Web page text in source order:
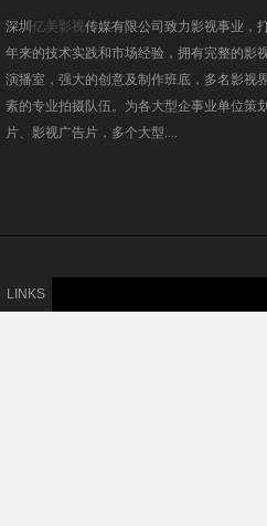
深圳 亿美影视传媒有限公司致力影视事业，
年来的技术实践和市场经验，拥有完整的影
演播室，强大的创意及制作班底，多名影视
素的专业拍摄队伍。为各大型企事业单位策
片、影视广告片，多个大型....
LINKS